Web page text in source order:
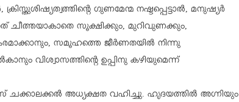
ഗുണമേന്മ നഷ്ടപ്പെട്ടാല്‍, മനുഷ്യര്‍
അത് ചീത്തയാകാതെ സൂക്ഷിക്കും, മുറിവുണക്കും,
സമൂഹത്തെ ജീര്‍ണതയില്‍ നിന്നു
വിശ്വാസത്തിന്റെ ഉപ്പിനു കഴിയുമെന്ന്
അധ്യക്ഷത വഹിച്ചു. ഹൃദയത്തില്‍ അഗ്നിയും